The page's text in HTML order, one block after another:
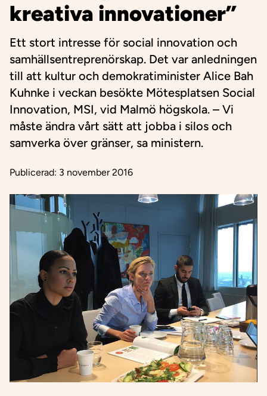
kreativa innovationer”
Ett stort intresse för social innovation och
samhällsentreprenörskap. Det var anledningen
till att kultur och demokratiminister Alice Bah
Kuhnke i veckan besökte Mötesplatsen Social
Innovation, MSI, vid Malmö högskola. – Vi
måste ändra vårt sätt att jobba i silos och
samverka över gränser, sa ministern.
Publicerad: 3 november 2016